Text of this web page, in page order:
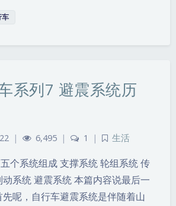
车
系列7 避震系统历
| 6,495 | 1 | 生活
个系统组成 支撑系统 轮组系统 传
系统 避震系统 本篇内容说最后一
呢，自行车避震系统是伴随着山